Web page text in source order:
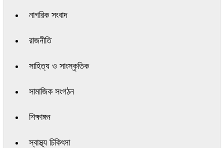
নাগরিক সংবাদ
রাজনীতি
সাহিত্য ও সাংস্কৃতিক
সামাজিক সংগঠন
শিক্ষাঙ্গন
স্বাস্থ্য চিকিৎসা